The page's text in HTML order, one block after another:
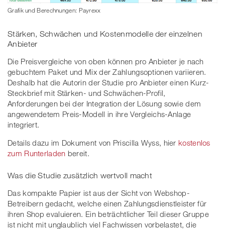
Grafik und Berechnungen: Payrexx
Stärken, Schwächen und Kostenmodelle der einzelnen
Anbieter
Die Preisvergleiche von oben können pro Anbieter je nach
gebuchtem Paket und Mix der Zahlungsoptionen variieren.
Deshalb hat die Autorin der Studie pro Anbieter einen Kurz-
Steckbrief mit Stärken- und Schwächen-Profil,
Anforderungen bei der Integration der Lösung sowie dem
angewendetem Preis-Modell in ihre Vergleichs-Anlage
integriert.
Details dazu im Dokument von Priscilla Wyss, hier kostenlos
zum Runterladen bereit.
Was die Studie zusätzlich wertvoll macht
Das kompakte Papier ist aus der Sicht von Webshop-
Betreibern gedacht, welche einen Zahlungsdienstleister für
ihren Shop evaluieren. Ein beträchtlicher Teil dieser Gruppe
ist nicht mit unglaublich viel Fachwissen vorbelastet, die